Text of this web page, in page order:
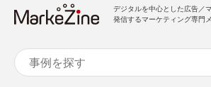
デジタルを中心とした広告／
発信するマーケティング専門